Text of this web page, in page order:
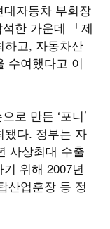
자동차 부회장
한 가운데 「제
하고, 자동차산
수여했다고 이
로 만든 ‘포니’
됐다. 정부는 자
사상최대 수출
위해 2007년
산업훈장 등 정